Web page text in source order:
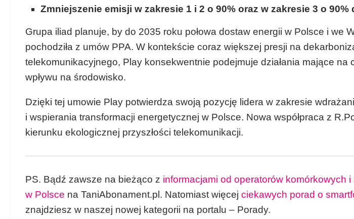
Zmniejszenie emisji w zakresie 1 i 2 o 90% oraz w zakresie 3 o 90%
Grupa iliad planuje, by do 2035 roku połowa dostaw energii w Polsce i we
pochodziła z umów PPA. W kontekście coraz większej presji na
telekomunikacyjnego, Play konsekwentnie podejmuje działania mające na
wpływu na środowisko.
Dzięki tej umowie Play potwierdza swoją pozycję lidera w zakresie
i wspierania transformacji energetycznej w Polsce. Nowa współpraca z
kierunku ekologicznej przyszłości telekomunikacji.
PS. Bądź zawsze na bieżąco z informacjami od operatorów komórkowych
w Polsce na TaniAbonament.pl. Natomiast więcej ciekawych porad o
znajdziesz w naszej nowej kategorii na portalu – Porady.